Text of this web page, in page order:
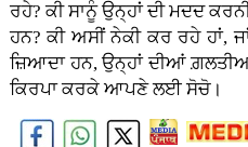
ਰਹੇ? ਕੀ ਸਾਨੂੰ ਉਨ੍ਹਾਂ ਦੀ ਮਦਦ
ਹਨ? ਕੀ ਅਸੀਂ ਨੇਕੀ ਕਰ ਰਹੇ ਹਾਂ,
ਜ਼ਿਆਦਾ ਹਨ, ਉਨ੍ਹਾਂ ਦੀਆਂ
ਕਿਰਪਾ ਕਰਕੇ ਆਪਣੇ ਲਈ ਸੋਚੋ।